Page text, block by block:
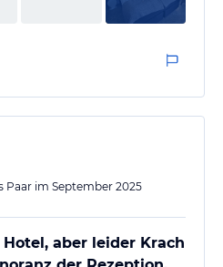
Paar im September 2025
aber leider Krach